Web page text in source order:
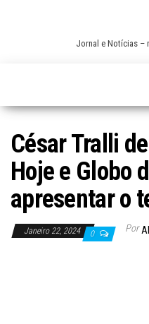
Jornal e Notícias –
César Tralli
Hoje e Globo
apresentar o
Janeiro 22, 2024 0 Por